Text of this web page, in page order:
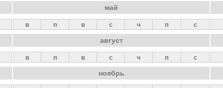
май
в п в с ч п с
август
в п в с ч п с
ноябрь